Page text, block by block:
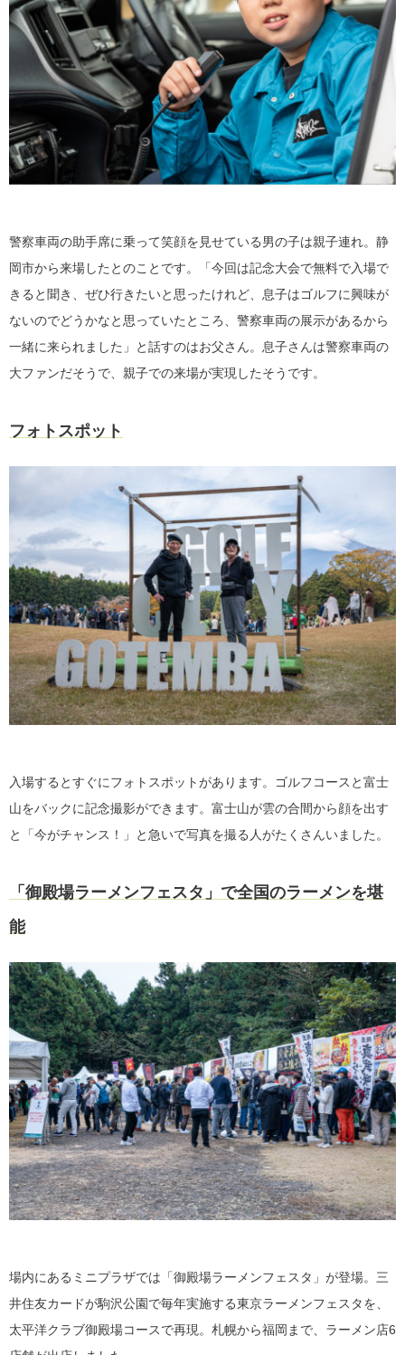
警察車両の助手席に乗って笑顔を見せている男の子は親子連れ。静
岡市から来場したとのことです。「今回は記念大会で無料で入場で
きると聞き、ぜひ行きたいと思ったけれど、息子はゴルフに興味が
ないのでどうかなと思っていたところ、警察車両の展示があるから
一緒に来られました」と話すのはお父さん。息子さんは警察車両の
大ファンだそうで、親子での来場が実現したそうです。
フォトスポット
入場するとすぐにフォトスポットがあります。ゴルフコースと富士
山をバックに記念撮影ができます。富士山が雲の合間から顔を出す
と「今がチャンス！」と急いで写真を撮る人がたくさんいました。
「御殿場ラーメンフェスタ」で全国のラーメンを堪
能
場内にあるミニプラザでは「御殿場ラーメンフェスタ」が登場。三
井住友カードが駒沢公園で毎年実施する東京ラーメンフェスタを、
太平洋クラブ御殿場コースで再現。札幌から福岡まで、ラーメン店6